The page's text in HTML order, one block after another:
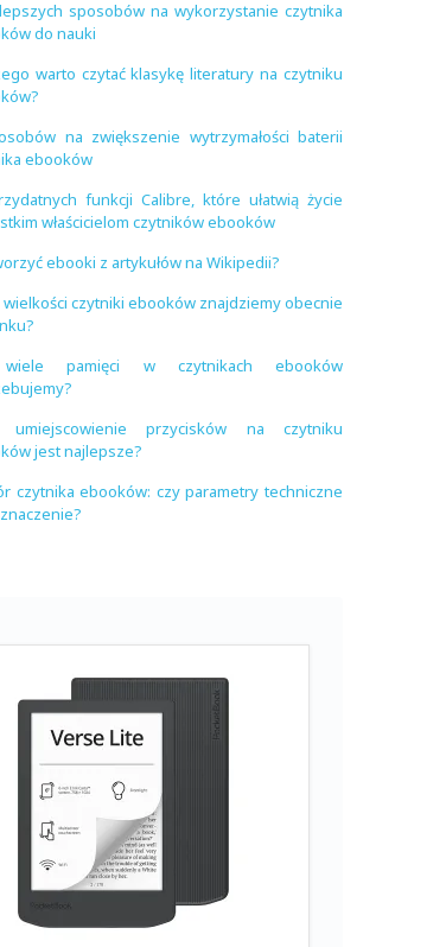
sposobów na wykorzystanie czytnika
do nauki
warto czytać klasykę literatury na czytniku
na zwiększenie wytrzymałości baterii
ebooków
funkcji Calibre, które ułatwią życie
właścicielom czytników ebooków
ebooki z artykułów na Wikipedii?
wielkości czytniki ebooków znajdziemy obecnie
pamięci w czytnikach ebooków
umiejscowienie przycisków na czytniku
jest najlepsze?
czytnika ebooków: czy parametry techniczne